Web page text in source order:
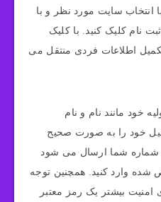
انتخاب سایت مورد نظر و با
نام کلیک کنید. با کلیک
اطلاعات فردی منتقل می
خود مانند نام و نام
خود را به صورت صحیح
به شماره شما ارسال می شود
وارد کنید. همچنین توجه
امنیت بیشتر یک رمز معتبر